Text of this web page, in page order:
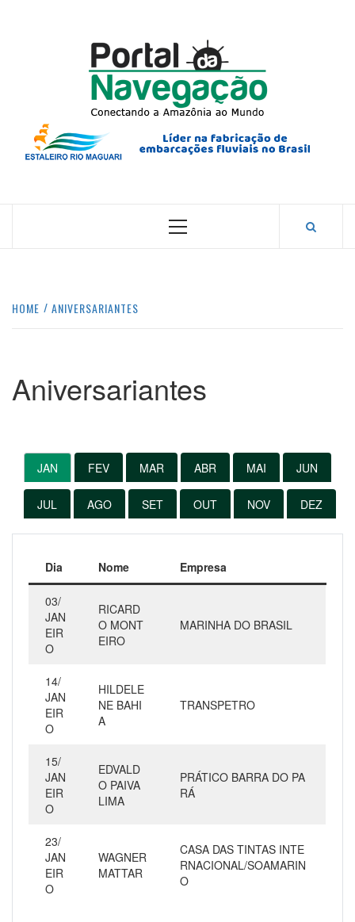
CONECTANDO A AMAZÔNIA COM O MUNDO.
Primary
HOME ANIVERSARIANTES
Aniversariantes
JAN FEV MAR ABR MAI JUN
JUL AGO SET OUT NOV DEZ
Dia Nome Empresa
03/
JAN
EIR
O
RICARD
O MONT
EIRO
MARINHA DO BRASIL
14/
JAN
EIR
O
HILDELE
NE BAHI
A
TRANSPETRO
15/
JAN
EIR
O
EDVALD
O PAIVA
LIMA
PRÁTICO BARRA DO PA
RÁ
23/
JAN
EIR
O
WAGNER
MATTAR
CASA DAS TINTAS INTE
RNACIONAL/SOAMARIN
O